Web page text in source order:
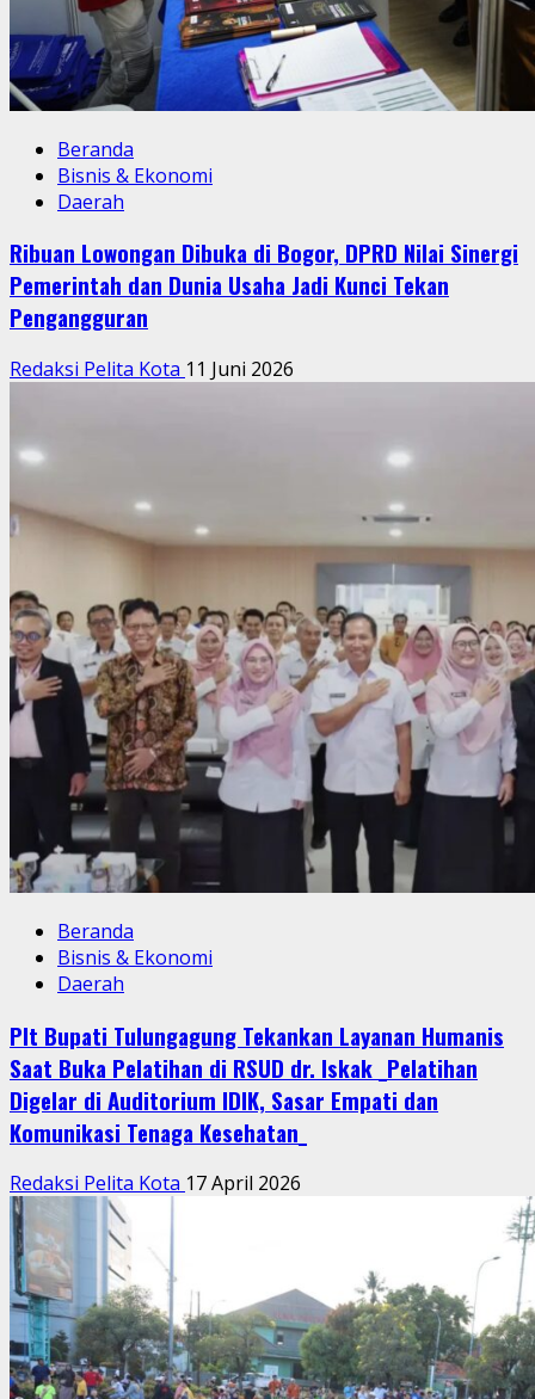
Beranda
Bisnis & Ekonomi
Daerah
Ribuan Lowongan Dibuka di Bogor, DPRD Nilai Sinergi
Pemerintah dan Dunia Usaha Jadi Kunci Tekan
Pengangguran
Redaksi Pelita Kota 11 Juni 2026
Beranda
Bisnis & Ekonomi
Daerah
Plt Bupati Tulungagung Tekankan Layanan Humanis
Saat Buka Pelatihan di RSUD dr. Iskak _Pelatihan
Digelar di Auditorium IDIK, Sasar Empati dan
Komunikasi Tenaga Kesehatan_
Redaksi Pelita Kota 17 April 2026